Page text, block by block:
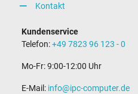
Kontakt
Kundenservice
Telefon:+49 7823 96 123 - 0
Mo-Fr: 9:00-12:00 Uhr
E-Mail: info@ipc-computer.de